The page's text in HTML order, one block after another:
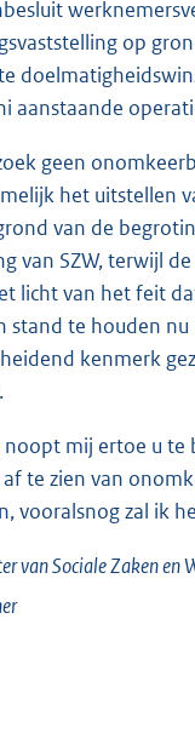
op
aanstaande
geen
het uitstellen
van de
van SZW, terwijl
licht van het feit
stand te houden
kenmerk
noopt mij ertoe u
te zien van
vooralsnog zal ik
van Sociale Zaken en